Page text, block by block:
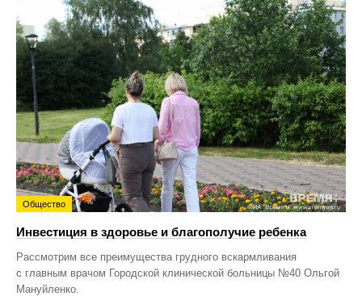
Общество
Инвестиция в здоровье и благополучие ребенка
Рассмотрим все преимущества грудного вскармливания
с главным врачом Городской клинической больницы №40 Ольгой
Мануйленко.